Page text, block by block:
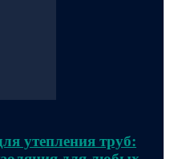
утепления труб: